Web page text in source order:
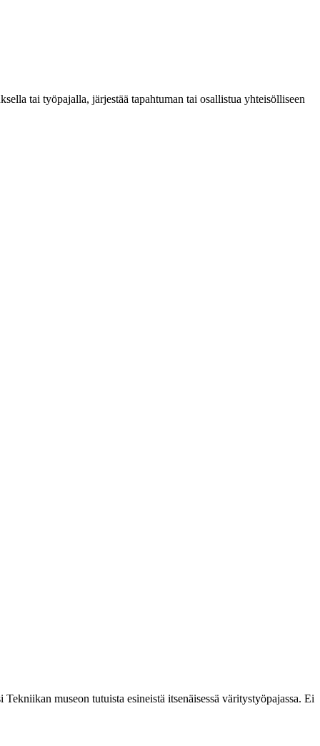
tai työpajalla, järjestää tapahtuman tai osallistua yhteisölliseen
museon tutuista esineistä itsenäisessä väritystyöpajassa. Ei